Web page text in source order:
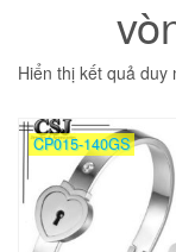
Hiển thị kết quả duy
CP015-140GS